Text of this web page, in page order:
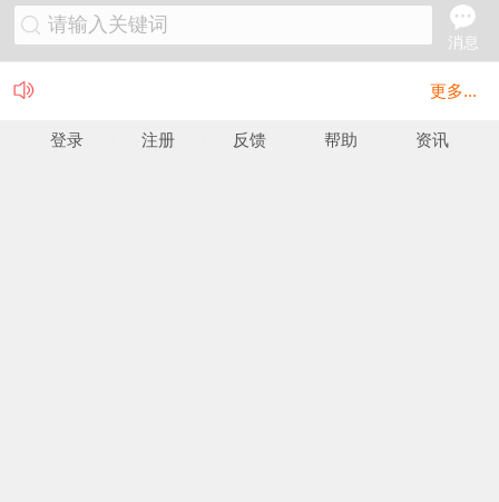
请输入关键词
消息
更多...
登录 注册 反馈 帮助 资讯